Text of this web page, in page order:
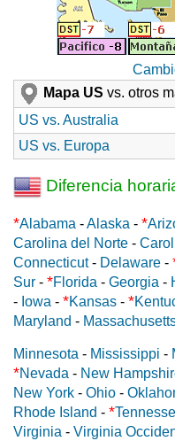
Mapa US vs. otros
US vs. Australia
US vs. Europa
Diferencia
*Alabama -Alaska - *
Carolina del Norte -
Connecticut- Delaware -
Sur - *Florida - Georgia -
- Iowa - *Kansas - *
Maryland -
Minnesota - Mississippi -
*Nevada - New
New York - Ohio -
Rhode Island - *
Virginia - Virginia